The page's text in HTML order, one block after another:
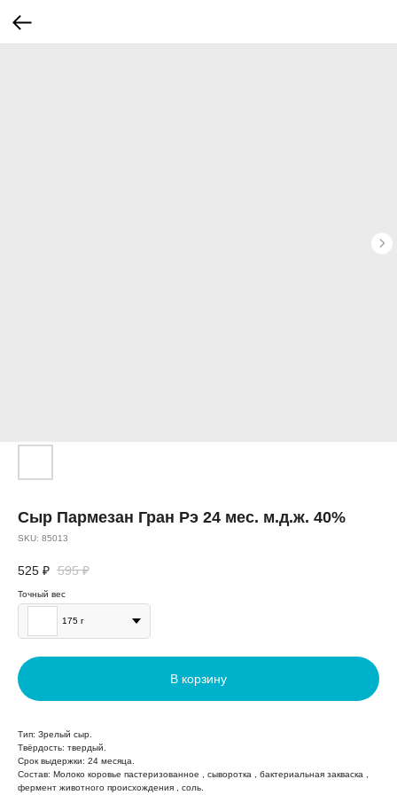
Сыр Пармезан Гран Рэ 24 мес. м.д.ж. 40%
SKU: 85013
525 ₽ 595 ₽
Точный вес
175 г
В корзину
Тип: Зрелый сыр.
Твёрдость: твердый.
Срок выдержки: 24 месяца.
Состав: Молоко коровье пастеризованное , сыворотка , бактериальная закваска ,
фермент животного происхождения , соль.